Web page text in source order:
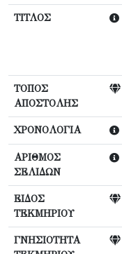
ΤΙΤΛΟΣ
ΤΟΠΟΣ
ΑΠΟΣΤΟΛΗΣ
ΧΡΟΝΟΛΟΓΙΑ
ΑΡΙΘΜΟΣ
ΣΕΛΙΔΩΝ
ΕΙΔΟΣ
ΤΕΚΜΗΡΙΟΥ
ΓΝΗΣΙΟΤΗΤΑ